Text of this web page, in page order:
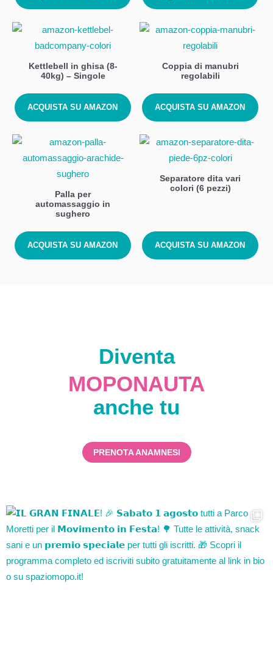
Kettlebell in ghisa (8-
40kg) – Singole
ACQUISTA SU AMAZON
Coppia di manubri
regolabili
ACQUISTA SU AMAZON
Palla per
automassaggio in
sughero
ACQUISTA SU AMAZON
Separatore dita vari
colori (6 pezzi)
ACQUISTA SU AMAZON
Diventa
MOPONAUTA
anche tu
PRENOTA ANAMNESI